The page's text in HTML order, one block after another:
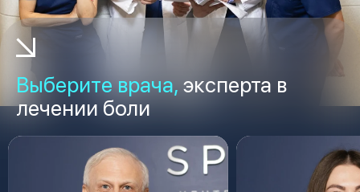
Выберите врача, эксперта в
лечении боли